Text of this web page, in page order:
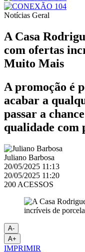
Notícias Geral
A Casa
com ofertas
Muito Mais
A promoção é
acabar a
passar a
qualidade com
Juliano Barbosa
20/05/2025 11:13
20/05/2025 11:20
200 ACESSOS
A-
A+
IMPRIMIR